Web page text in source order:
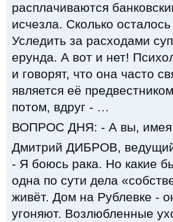
расплачиваются
исчезла. Сколько
Уследить за расходами
ерунда. А вот и нет!
и говорят, что она часто
является её
потом, вдруг - …
ВОПРОС ДНЯ: - А вы, имея
Дмитрий ДИБРОВ,
- Я боюсь рака. Но какие
одна по сути дела
живёт. Дом на Рублевке -
угоняют. Возлюбленные